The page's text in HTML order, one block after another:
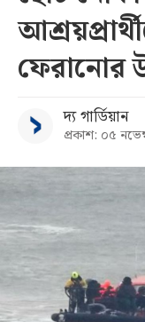
সব
বিভাগ
আর্কাইভ
কনভার্টার
ফেরানোর
দ্য গার্ডিয়ান
প্রকাশ: ০৫